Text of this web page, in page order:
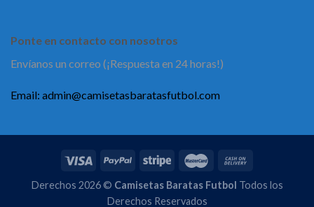
Ponte en contacto con nosotros
Envíanos un correo (¡Respuesta en 24 horas!)
Email: admin@camisetasbaratasfutbol.com
Derechos 2026 © Camisetas Baratas Futbol Todos los
Derechos Reservados